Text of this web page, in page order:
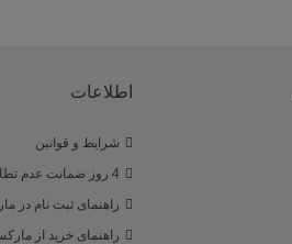
اطلاعات
شرایط و قوانین
4 روز ضمانت عدم تطابق
راهنمای ثبت نام در
راهنمای خرید از